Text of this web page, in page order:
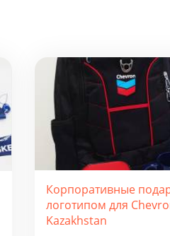
Корпоративные
логотипом для
Kazakhstan